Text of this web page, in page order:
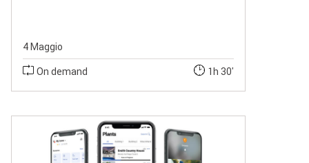
4 Maggio
On demand
1h 30'